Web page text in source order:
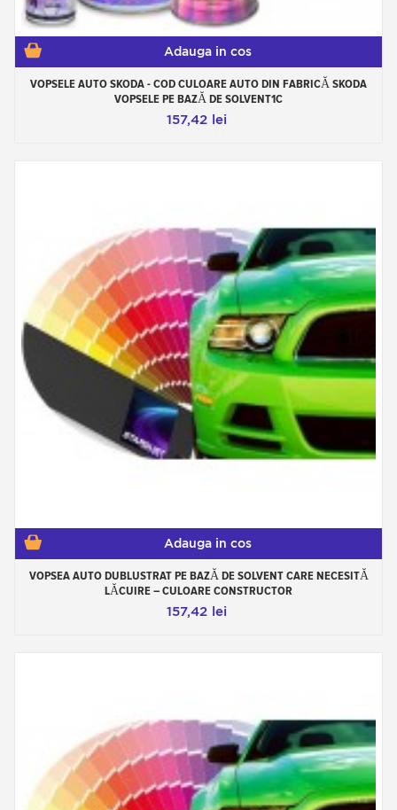
Adauga in cos
VOPSELE AUTO SKODA - COD CULOARE AUTO DIN FABRICĂ SKODA
VOPSELE PE BAZĂ DE SOLVENT1C
157,42 lei
Adauga in cos
VOPSEA AUTO DUBLUSTRAT PE BAZĂ DE SOLVENT CARE NECESITĂ
LĂCUIRE – CULOARE CONSTRUCTOR
157,42 lei